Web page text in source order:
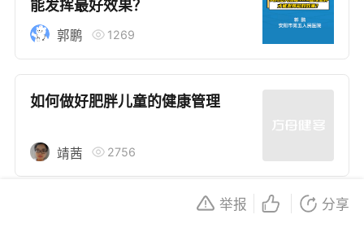
能发挥最好效果？
郭鹏 1269
如何做好肥胖儿童的健康管理
靖茜 2756
举报 分享